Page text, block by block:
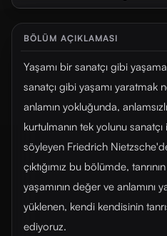
BÖLÜM AÇIKLAMASI
Yaşamı bir sanatçı gibi
sanatçı gibi yaşamı yaratmak
anlamın yokluğunda,
kurtulmanın tek yolunu
söyleyen Friedrich
çıktığımız bu bölümde,
yaşamının değer ve anlamını
yüklenen, kendi kendisinin
ediyoruz.